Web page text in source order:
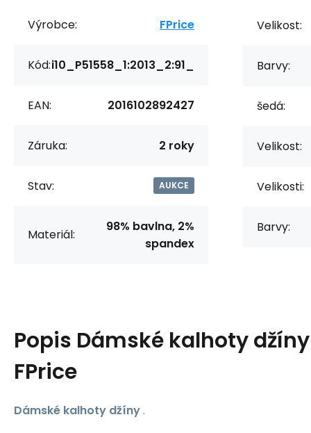
Výrobce: FPrice
Kód:i10_P51558_1:2013_2:91_
EAN: 2016102892427
Záruka: 2 roky
Stav: AUKCE
Materiál:
98% bavlna, 2%
spandex
Velikost:
Barvy:
šedá:
Velikost:
Velikosti:
Barvy:
Popis Dámské kalhoty džíny
FPrice
Dámské kalhoty džíny.